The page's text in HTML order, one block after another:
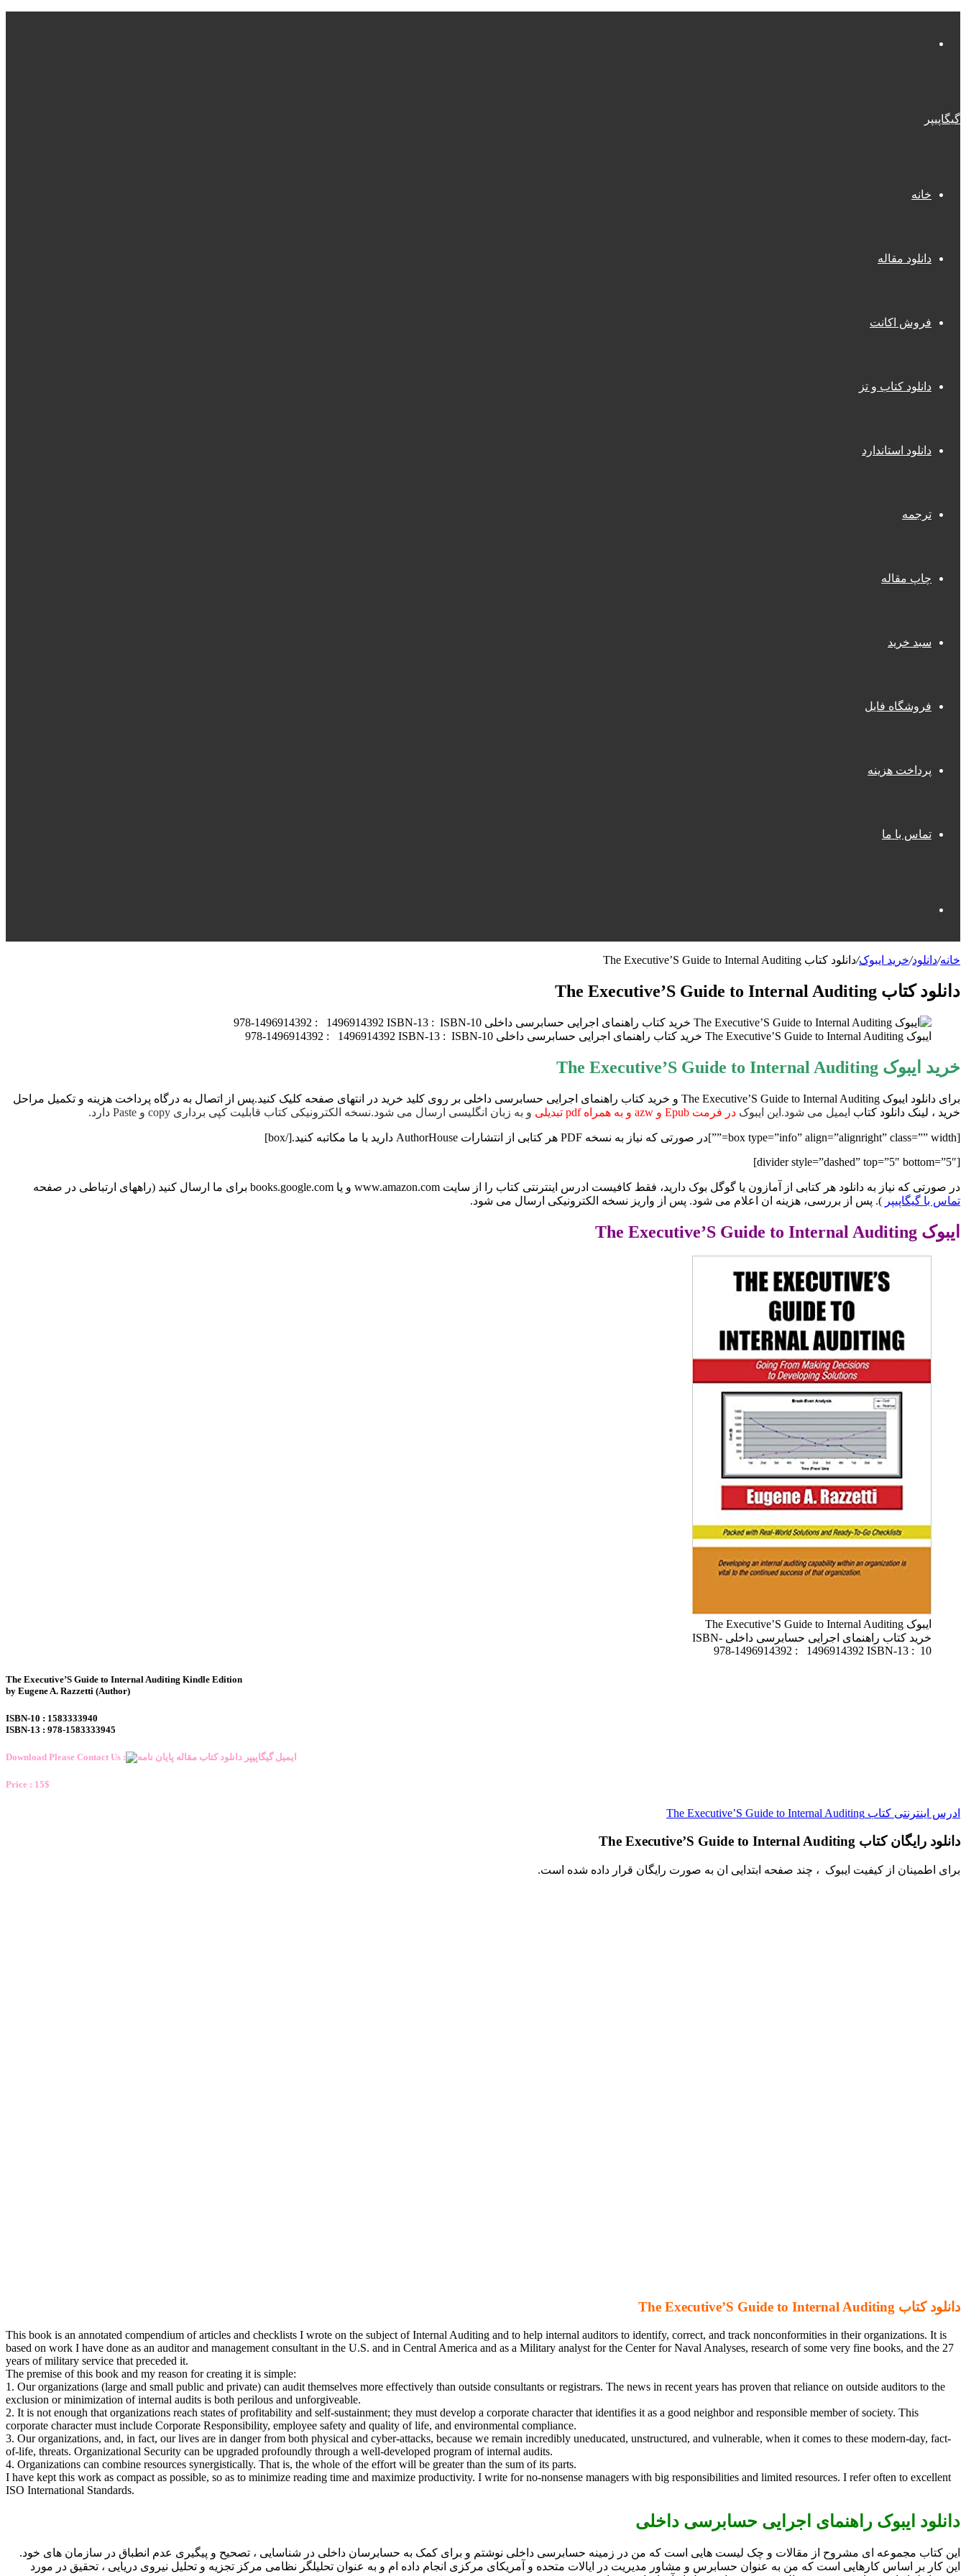
گیگاپیپر
خانه
دانلود مقاله
فروش اکانت
دانلود کتاب و تز
دانلود استاندارد
ترجمه
چاپ مقاله
سبد خرید
فروشگاه فایل
پرداخت هزینه
تماس با ما
خانه/دانلود/خرید ایبوک/دانلود کتاب The Executive’S Guide to Internal Auditing
دانلود کتاب The Executive’S Guide to Internal Auditing
ایبوک The Executive’S Guide to Internal Auditing خرید کتاب راهنمای اجرایی حسابرسی داخلی ISBN-10 ‏ : ‎ 1496914392 ISBN-13 ‏ : ‎ 978-1496914392
خرید ایبوک The Executive’S Guide to Internal Auditing
برای دانلود ایبوک The Executive’S Guide to Internal Auditing و خرید کتاب راهنمای اجرایی حسابرسی داخلی بر روی کلید خرید در انتهای صفحه کلیک کنید.پس از اتصال به درگاه پرداخت هزینه و تکمیل مراحل
خرید ، لینک دانلود کتاب ایمیل می شود.این ایبوک در فرمت Epub و azw و به همراه pdf تبدیلی و به زبان انگلیسی ارسال می شود.نسخه الکترونیکی کتاب قابلیت کپی برداری copy و Paste دارد.
[box type=”info” align=”alignright” class=”” width=””]در صورتی که نیاز به نسخه PDF هر کتابی از انتشارات AuthorHouse دارید با ما مکاتبه کنید.[/box]
[divider style=”dashed” top=”5″ bottom=”5″]
در صورتی که نیاز به دانلود هر کتابی از آمازون یا گوگل بوک دارید، فقط کافیست ادرس اینترنتی کتاب را از سایت www.amazon.com و یا books.google.com برای ما ارسال کنید (راههای ارتباطی در صفحه
تماس با گیگاپیپر ). پس از بررسی، هزینه ان اعلام می شود. پس از واریز نسخه الکترونیکی ارسال می شود.
ایبوک The Executive’S Guide to Internal Auditing
ایبوک The Executive’S Guide to Internal Auditing
خرید کتاب راهنمای اجرایی حسابرسی داخلی ISBN-
10 ‏ : ‎ 1496914392 ISBN-13 ‏ : ‎ 978-1496914392
The Executive’S Guide to Internal Auditing Kindle Edition
by Eugene A. Razzetti (Author)
ISBN-10 : 1583333940
ISBN-13 : 978-1583333945
Download Please Contact Us :
Price : 15$
ادرس اینترنتی کتاب The Executive’S Guide to Internal Auditing
دانلود رایگان کتاب The Executive’S Guide to Internal Auditing
برای اطمینان از کیفیت ایبوک ، چند صفحه ابتدایی ان به صورت رایگان قرار داده شده است.
دانلود کتاب The Executive’S Guide to Internal Auditing
This book is an annotated compendium of articles and checklists I wrote on the subject of Internal Auditing and to help internal auditors to identify, correct, and track nonconformities in their organizations. It is
based on work I have done as an auditor and management consultant in the U.S. and in Central America and as a Military analyst for the Center for Naval Analyses, research of some very fine books, and the 27
years of military service that preceded it.
The premise of this book and my reason for creating it is simple:
1. Our organizations (large and small public and private) can audit themselves more effectively than outside consultants or registrars. The news in recent years has proven that reliance on outside auditors to the
exclusion or minimization of internal audits is both perilous and unforgiveable.
2. It is not enough that organizations reach states of profitability and self-sustainment; they must develop a corporate character that identifies it as a good neighbor and responsible member of society. This
corporate character must include Corporate Responsibility, employee safety and quality of life, and environmental compliance.
3. Our organizations, and, in fact, our lives are in danger from both physical and cyber-attacks, because we remain incredibly uneducated, unstructured, and vulnerable, when it comes to these modern-day, fact-
of-life, threats. Organizational Security can be upgraded profoundly through a well-developed program of internal audits.
4. Organizations can combine resources synergistically. That is, the whole of the effort will be greater than the sum of its parts.
I have kept this work as compact as possible, so as to minimize reading time and maximize productivity. I write for no-nonsense managers with big responsibilities and limited resources. I refer often to excellent
ISO International Standards.
دانلود ایبوک راهنمای اجرایی حسابرسی داخلی
این کتاب مجموعه ای مشروح از مقالات و چک لیست هایی است که من در زمینه حسابرسی داخلی نوشتم و برای کمک به حسابرسان داخلی در شناسایی ، تصحیح و پیگیری عدم انطباق در سازمان های خود.
این کار بر اساس کارهایی است که من به عنوان حسابرس و مشاور مدیریت در ایالات متحده و آمریکای مرکزی انجام داده ام و به عنوان تحلیلگر نظامی مرکز تجزیه و تحلیل نیروی دریایی ، تحقیق در مورد